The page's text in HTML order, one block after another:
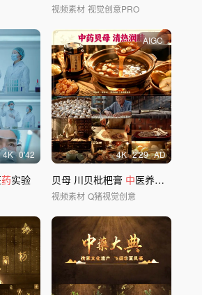
视频素材 视觉创意PRO
4K 0'42
药实验
AIGC
4K 2'29 AD
贝母 川贝枇杷膏 中医养生食材
视频素材 Q猪视觉创意